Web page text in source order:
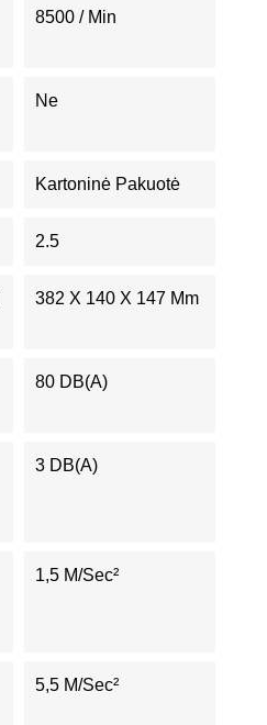
8500 / Min
Ne
Kartoninė Pakuotė
2.5
382 X 140 X 147 Mm
80 DB(A)
3 DB(A)
1,5 M/sec²
5,5 M/sec²